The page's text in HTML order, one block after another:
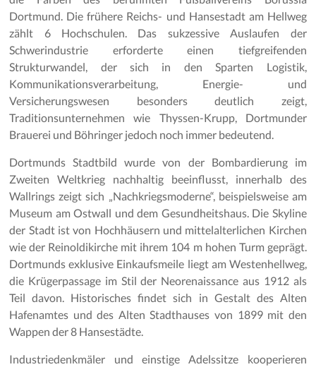
Dortmund. Die frühere Reichs- und Hansestadt am Hellweg
zählt 6 Hochschulen. Das sukzessive Auslaufen der
Schwerindustrie erforderte einen tiefgreifenden
Strukturwandel, der sich in den Sparten Logistik,
Kommunikationsverarbeitung, Energie- und
Versicherungswesen besonders deutlich zeigt,
Traditionsunternehmen wie Thyssen-Krupp, Dortmunder
Brauerei und Böhringer jedoch noch immer bedeutend.
Dortmunds Stadtbild wurde von der Bombardierung im
Zweiten Weltkrieg nachhaltig beeinflusst, innerhalb des
Wallrings zeigt sich „Nachkriegsmoderne“, beispielsweise am
Museum am Ostwall und dem Gesundheitshaus. Die Skyline
der Stadt ist von Hochhäusern und mittelalterlichen Kirchen
wie der Reinoldikirche mit ihrem 104 m hohen Turm geprägt.
Dortmunds exklusive Einkaufsmeile liegt am Westenhellweg,
die Krügerpassage im Stil der Neorenaissance aus 1912 als
Teil davon. Historisches findet sich in Gestalt des Alten
Hafenamtes und des Alten Stadthauses von 1899 mit den
Wappen der 8 Hansestädte.
Industriedenkmäler und einstige Adelssitze kooperieren